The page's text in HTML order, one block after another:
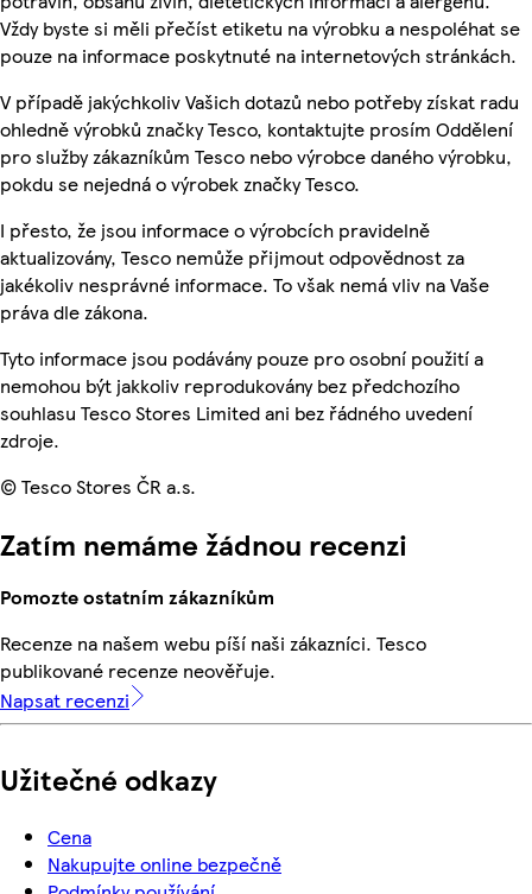
Vždy byste si měli přečíst etiketu na výrobku a nespoléhat se
pouze na informace poskytnuté na internetových stránkách.
V případě jakýchkoliv Vašich dotazů nebo potřeby získat radu
ohledně výrobků značky Tesco, kontaktujte prosím Oddělení
pro služby zákazníkům Tesco nebo výrobce daného výrobku,
pokdu se nejedná o výrobek značky Tesco.
I přesto, že jsou informace o výrobcích pravidelně
aktualizovány, Tesco nemůže přijmout odpovědnost za
jakékoliv nesprávné informace. To však nemá vliv na Vaše
práva dle zákona.
Tyto informace jsou podávány pouze pro osobní použití a
nemohou být jakkoliv reprodukovány bez předchozího
souhlasu Tesco Stores Limited ani bez řádného uvedení
zdroje.
© Tesco Stores ČR a.s.
Zatím nemáme žádnou recenzi
Pomozte ostatním zákazníkům
Recenze na našem webu píší naši zákazníci. Tesco
publikované recenze neověřuje.
Napsat recenzi
Užitečné odkazy
Cena
Nakupujte online bezpečně